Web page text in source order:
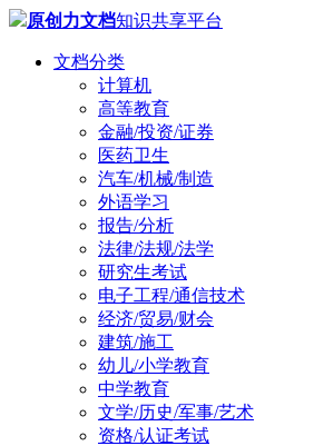
原创力文档知识共享平台
文档分类
计算机
高等教育
金融/投资/证券
医药卫生
汽车/机械/制造
外语学习
报告/分析
法律/法规/法学
研究生考试
电子工程/通信技术
经济/贸易/财会
建筑/施工
幼儿/小学教育
中学教育
文学/历史/军事/艺术
资格/认证考试